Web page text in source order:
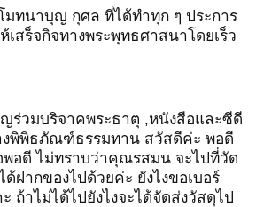
มทนาบุญ กุศล ที่ได้ทำทุก ๆ ประการ
เสร็จกิจทางพระพุทธศาสนาโดยเร็ว
ร่วมบริจาคพระธาตุ ,หนังสือและซีดี
งพิพิธภัณฑ์ธรรมทาน สวัสดีค่ะ พอดี
พอดี ไม่ทราบว่าคุณรสมน จะไปที่วัด
ด้ฝากของไปด้วยค่ะ ยังไงขอเบอร์
ถ้าไม่ได้ไปยังไงจะได้จัดส่งวัสดุไป